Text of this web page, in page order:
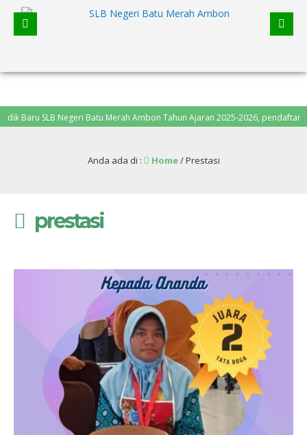
Batu Merah Ambon Tahun Ajaran 2025-2026, pendaftaran dari
Anda ada di : Home/Prestasi
prestasi